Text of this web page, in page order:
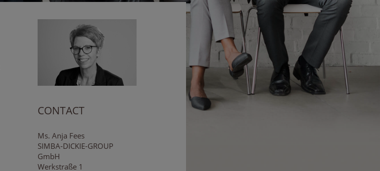
CONTACT
Ms. Anja Fees
SIMBA-DICKIE-GROUP
GmbH
Werkstraße 1